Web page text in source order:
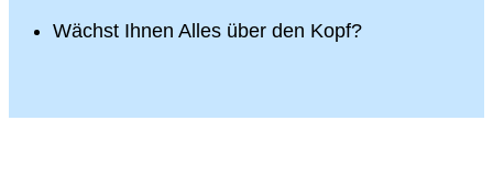
Wächst Ihnen Alles über den Kopf?